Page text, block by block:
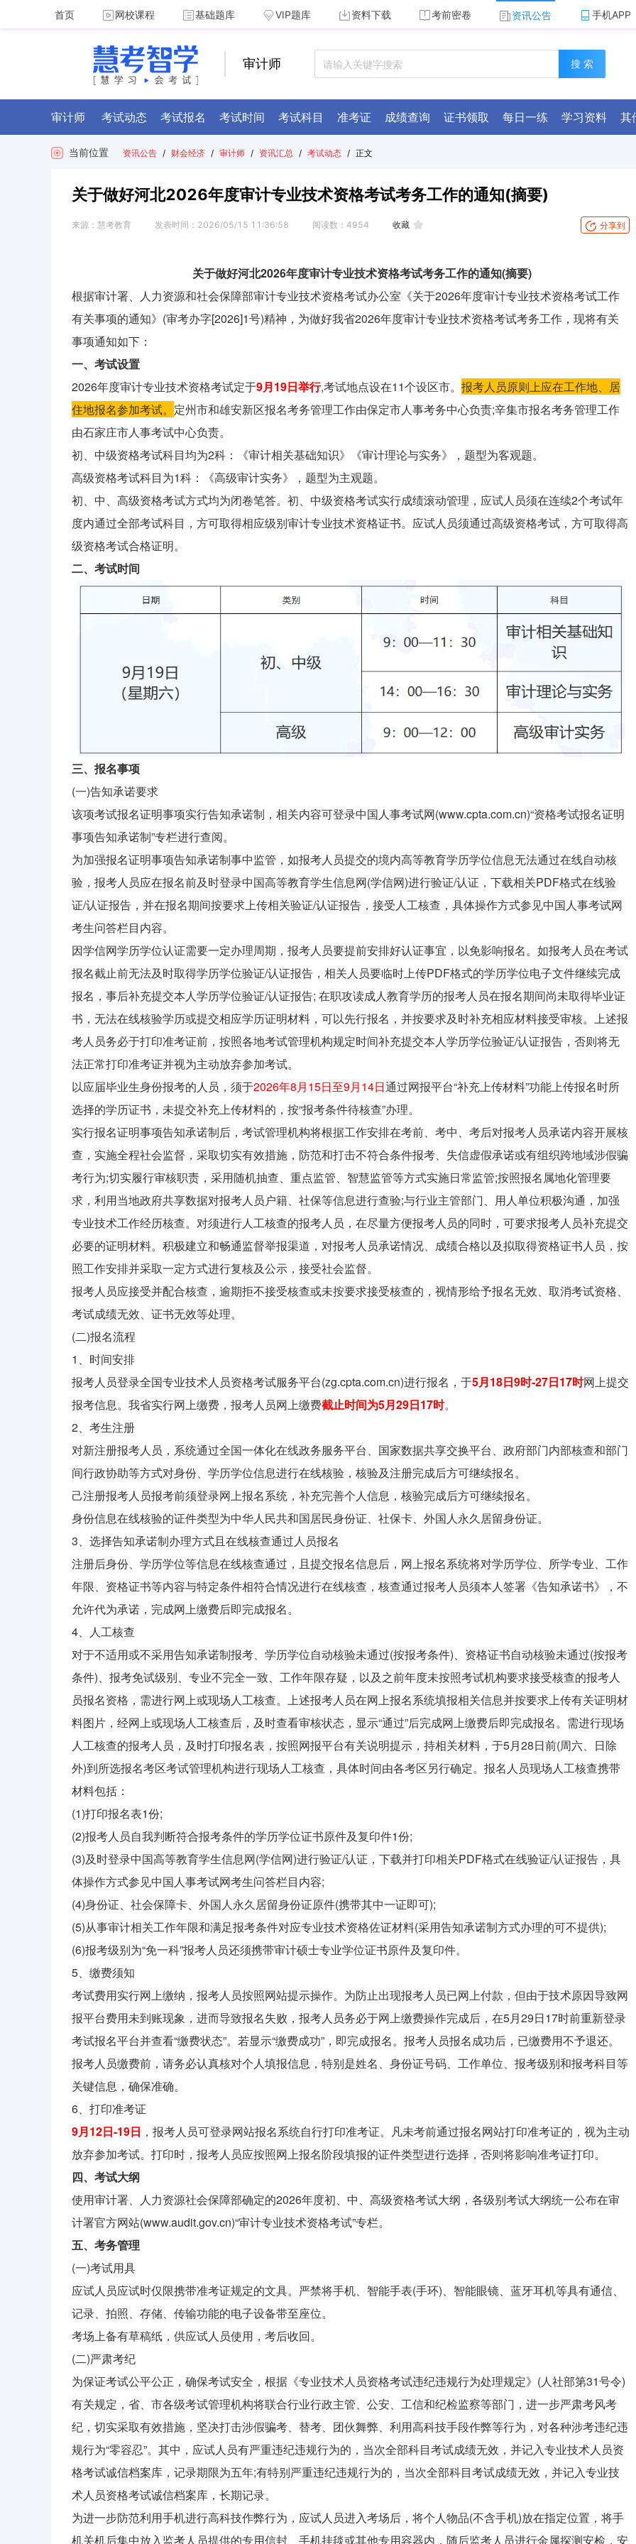
首页 网校课程 基础题库 VIP题库 资料下载 考前密卷 资讯公告 手机APP
审计师 搜 索
审计师 考试动态 考试报名 考试时间 考试科目 准考证 成绩查询 证书领取 每日一练 学习资料 其
当前位置 资讯公告 / 财会经济 / 审计师 / 资讯汇总 / 考试动态 / 正文
关于做好河北2026年度审计专业技术资格考试考务工作的通知(摘要)
来源： 慧考教育 发表时间： 2026/05/15 11:36:58 阅读数： 4954 收藏 分享到
关于做好河北2026年度审计专业技术资格考试考务工作的通知(摘要)
根据审计署、人力资源和社会保障部审计专业技术资格考试办公室《关于2026年度审计专业技术资格考试工作
有关事项的通知》(审考办字[2026]1号)精神，为做好我省2026年度审计专业技术资格考试考务工作，现将有关
事项通知如下：
一、考试设置
2026年度审计专业技术资格考试定于9月19日举行,考试地点设在11个设区市。 报考人员原则上应在工作地、居
住地报名参加考试。 定州市和雄安新区报名考务管理工作由保定市人事考务中心负责;辛集市报名考务管理工作
由石家庄市人事考试中心负责。
初、中级资格考试科目均为2科：《审计相关基础知识》《审计理论与实务》，题型为客观题。
高级资格考试科目为1科：《高级审计实务》，题型为主观题。
初、中、高级资格考试方式均为闭卷笔答。初、中级资格考试实行成绩滚动管理，应试人员须在连续2个考试年
度内通过全部考试科目，方可取得相应级别审计专业技术资格证书。应试人员须通过高级资格考试，方可取得高
级资格考试合格证明。
二、考试时间
三、报名事项
(一)告知承诺要求
该项考试报名证明事项实行告知承诺制，相关内容可登录中国人事考试网(www.cpta.com.cn)“资格考试报名证明
事项告知承诺制”专栏进行查阅。
为加强报名证明事项告知承诺制事中监管，如报考人员提交的境内高等教育学历学位信息无法通过在线自动核
验，报考人员应在报名前及时登录中国高等教育学生信息网(学信网)进行验证/认证，下载相关PDF格式在线验
证/认证报告，并在报名期间按要求上传相关验证/认证报告，接受人工核查，具体操作方式参见中国人事考试网
考生问答栏目内容。
因学信网学历学位认证需要一定办理周期，报考人员要提前安排好认证事宜，以免影响报名。如报考人员在考试
报名截止前无法及时取得学历学位验证/认证报告，相关人员要临时上传PDF格式的学历学位电子文件继续完成
报名，事后补充提交本人学历学位验证/认证报告; 在职攻读成人教育学历的报考人员在报名期间尚未取得毕业证
书，无法在线核验学历或提交相应学历证明材料，可以先行报名，并按要求及时补充相应材料接受审核。上述报
考人员务必于打印准考证前，按照各地考试管理机构规定时间补充提交本人学历学位验证/认证报告，否则将无
法正常打印准考证并视为主动放弃参加考试。
以应届毕业生身份报考的人员，须于2026年8月15日至9月14日通过网报平台“补充上传材料”功能上传报名时所
选择的学历证书，未提交补充上传材料的，按“报考条件待核查”办理。
实行报名证明事项告知承诺制后，考试管理机构将根据工作安排在考前、考中、考后对报考人员承诺内容开展核
查，实施全程社会监督，采取切实有效措施，防范和打击不符合条件报考、失信虚假承诺或有组织跨地域涉假骗
考行为;切实履行审核职责，采用随机抽查、重点监管、智慧监管等方式实施日常监管;按照报名属地化管理要
求，利用当地政府共享数据对报考人员户籍、社保等信息进行查验;与行业主管部门、用人单位积极沟通，加强
专业技术工作经历核查。对须进行人工核查的报考人员，在尽量方便报考人员的同时，可要求报考人员补充提交
必要的证明材料。积极建立和畅通监督举报渠道，对报考人员承诺情况、成绩合格以及拟取得资格证书人员，按
照工作安排并采取一定方式进行复核及公示，接受社会监督。
报考人员应接受并配合核查，逾期拒不接受核查或未按要求接受核查的，视情形给予报名无效、取消考试资格、
考试成绩无效、证书无效等处理。
(二)报名流程
1、时间安排
报考人员登录全国专业技术人员资格考试服务平台(zg.cpta.com.cn)进行报名，于5月18日9时-27日17时网上提交
报考信息。我省实行网上缴费，报考人员网上缴费截止时间为5月29日17时。
2、考生注册
对新注册报考人员，系统通过全国一体化在线政务服务平台、国家数据共享交换平台、政府部门内部核查和部门
间行政协助等方式对身份、学历学位信息进行在线核验，核验及注册完成后方可继续报名。
己注册报考人员报考前须登录网上报名系统，补充完善个人信息，核验完成后方可继续报名。
身份信息在线核验的证件类型为中华人民共和国居民身份证、社保卡、外国人永久居留身份证。
3、选择告知承诺制办理方式且在线核查通过人员报名
注册后身份、学历学位等信息在线核查通过，且提交报名信息后，网上报名系统将对学历学位、所学专业、工作
年限、资格证书等内容与特定条件相符合情况进行在线核查，核查通过报考人员须本人签署《告知承诺书》，不
允许代为承诺，完成网上缴费后即完成报名。
4、人工核查
对于不适用或不采用告知承诺制报考、学历学位自动核验未通过(按报考条件)、资格证书自动核验未通过(按报考
条件)、报考免试级别、专业不完全一致、工作年限存疑，以及之前年度未按照考试机构要求接受核查的报考人
员报名资格，需进行网上或现场人工核查。上述报考人员在网上报名系统填报相关信息并按要求上传有关证明材
料图片，经网上或现场人工核查后，及时查看审核状态，显示“通过”后完成网上缴费后即完成报名。需进行现场
人工核查的报考人员，及时打印报名表，按照网报平台有关说明提示，持相关材料，于5月28日前(周六、日除
外)到所选报名考区考试管理机构进行现场人工核查，具体时间由各考区另行确定。报名人员现场人工核查携带
材料包括：
(1)打印报名表1份;
(2)报考人员自我判断符合报考条件的学历学位证书原件及复印件1份;
(3)及时登录中国高等教育学生信息网(学信网)进行验证/认证，下载并打印相关PDF格式在线验证/认证报告，具
体操作方式参见中国人事考试网考生问答栏目内容;
(4)身份证、社会保障卡、外国人永久居留身份证原件(携带其中一证即可);
(5)从事审计相关工作年限和满足报考条件对应专业技术资格佐证材料(采用告知承诺制方式办理的可不提供);
(6)报考级别为“免一科”报考人员还须携带审计硕士专业学位证书原件及复印件。
5、缴费须知
考试费用实行网上缴纳，报考人员按照网站提示操作。为防止出现报考人员已网上付款，但由于技术原因导致网
报平台费用未到账现象，进而导致报名失败，报考人员务必于网上缴费操作完成后，在5月29日17时前重新登录
考试报名平台并查看“缴费状态”。若显示“缴费成功”，即完成报名。报考人员报名成功后，已缴费用不予退还。
报考人员缴费前，请务必认真核对个人填报信息，特别是姓名、身份证号码、工作单位、报考级别和报考科目等
关键信息，确保准确。
6、打印准考证
9月12日-19日 ，报考人员可登录网站报名系统自行打印准考证。凡未考前通过报名网站打印准考证的，视为主动
放弃参加考试。打印时，报考人员应按照网上报名阶段填报的证件类型进行选择，否则将影响准考证打印。
四、考试大纲
使用审计署、人力资源社会保障部确定的2026年度初、中、高级资格考试大纲，各级别考试大纲统一公布在审
计署官方网站(www.audit.gov.cn)“审计专业技术资格考试”专栏。
五、考务管理
(一)考试用具
应试人员应试时仅限携带准考证规定的文具。严禁将手机、智能手表(手环)、智能眼镜、蓝牙耳机等具有通信、
记录、拍照、存储、传输功能的电子设备带至座位。
考场上备有草稿纸，供应试人员使用，考后收回。
(二)严肃考纪
为保证考试公平公正，确保考试安全，根据《专业技术人员资格考试违纪违规行为处理规定》(人社部第31号令)
有关规定，省、市各级考试管理机构将联合行业行政主管、公安、工信和纪检监察等部门，进一步严肃考风考
纪，切实采取有效措施，坚决打击涉假骗考、替考、团伙舞弊、利用高科技手段作弊等行为，对各种涉考违纪违
规行为“零容忍”。其中，应试人员有严重违纪违规行为的，当次全部科目考试成绩无效，并记入专业技术人员资
格考试诚信档案库，记录期限为五年;有特别严重违纪违规行为的，当次全部科目考试成绩无效，并记入专业技
术人员资格考试诚信档案库，长期记录。
为进一步防范利用手机进行高科技作弊行为，应试人员进入考场后，将个人物品(不含手机)放在指定位置，将手
机关机后集中放入监考人员提供的专用信封、手机挂毯或其他专用容器内，随后监考人员进行金属探测安检，安